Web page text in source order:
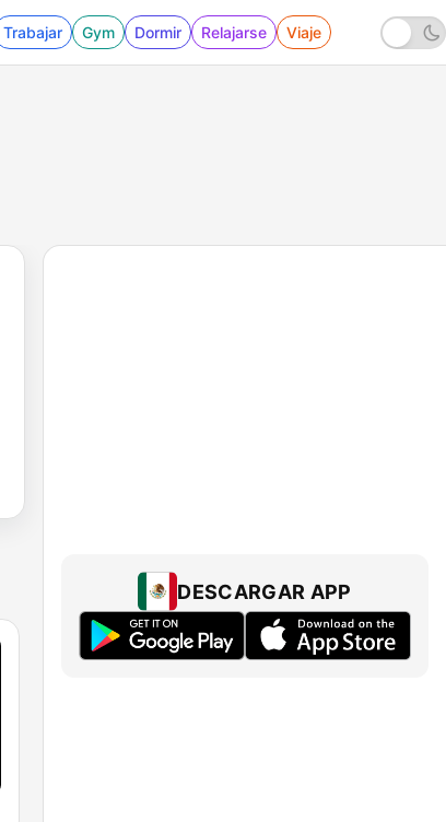
Trabajar Gym Dormir Relajarse Viaje
DESCARGAR APP